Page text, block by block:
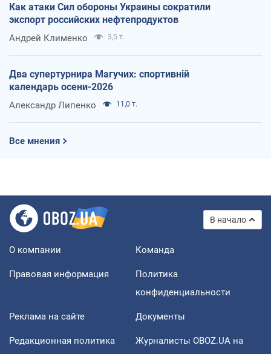
Как атаки Сил обороны Украины сократили
экспорт российских нефтепродуктов
Андрей Клименко 3,5 т.
Два супертурнира Магучих: спортивній
календарь осени-2026
Александр Липенко 11,0 т.
Все мнения
В начало
О компании Команда
Правовая информация
Политика
конфиденциальности
Реклама на сайте Документы
Редакционная политика
Журналисты OBOZ.UA на